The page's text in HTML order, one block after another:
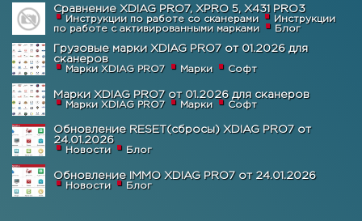
Сравнение XDIAG PRO7, XPRO 5, X431 PRO3
Инструкции по работе со сканерами
Инструкции
по работе с активированными марками
Блог
Грузовые марки XDIAG PRO7 от 01.2026 для
сканеров
Марки XDIAG PRO7 Марки Софт
Марки XDIAG PRO7 от 01.2026 для сканеров
Марки XDIAG PRO7 Марки Софт
Обновление RESET(сбросы) XDIAG PRO7 от
24.01.2026
Новости Блог
Обновление IMMO XDIAG PRO7 от 24.01.2026
Новости Блог